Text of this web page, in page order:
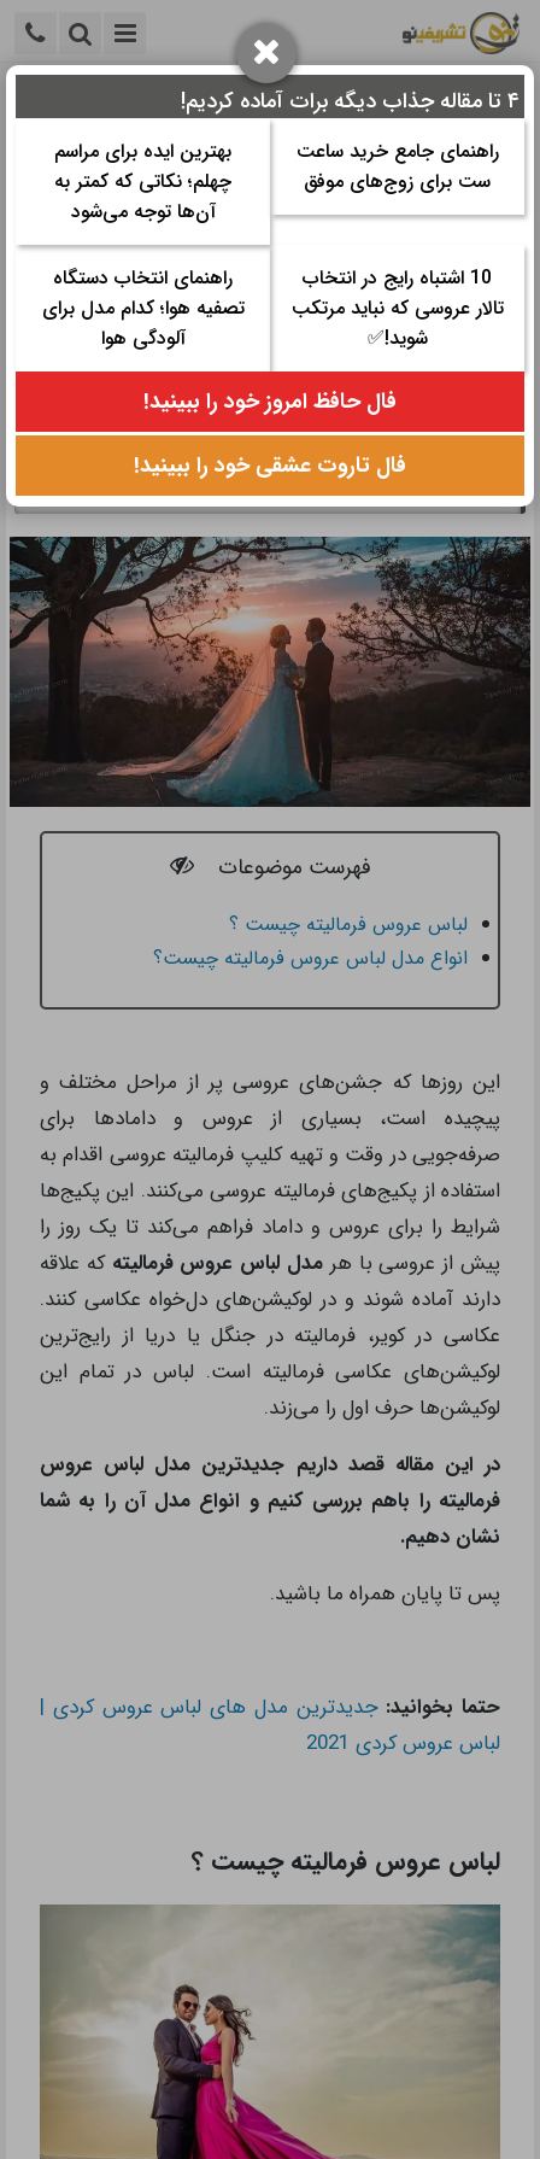
خانه >مراسم عقد و عروسی>عکاسی و آتلیه عروس
لباس عروس فرمالیته جدید 2021
60 مدل لباس عروس فرمالیته جدید
2021
زمان مورد نیاز برای مطالعه:۱۱ دقیقه
تاریخ نگارش: ۱۱ خرداد ۱۴۰۰ - ۱۶:۱۳
تعداد رای‌دهندگان:
۰ ۰
دسته ها: عکاسی و آتلیه عروس
اگر میخواهید بهترین مدل لباس عروس فرمالیته را مشاهده کنید و نکات
فهرست موضوعات
لباس عروس فرمالیته چیست ؟
انواع مدل لباس عروس فرمالیته چیست؟
این روزها که جشن‌های عروسی پر از مراحل مختلف و
پیچیده است، بسیاری از عروس و دامادها برای
صرفه‌جویی در وقت و تهیه کلیپ فرمالیته عروسی اقدام به
استفاده از پکیج‌های فرمالیته عروسی می‌کنند. این پکیج‌ها
شرایط را برای عروس و داماد فراهم می‌کند تا یک روز را
پیش از عروسی با هرمدل لباس عروس فرمالیتهکه علاقه
دارند آماده شوند و در لوکیشن‌های دل‌خواه عکاسی کنند.
عکاسی در کویر، فرمالیته در جنگل یا دریا از رایج‌ترین
لوکیشن‌های عکاسی فرمالیته است. لباس در تمام این
لوکیشن‌ها حرف اول را می‌زند.
در این مقاله قصد داریم جدیدترین مدل لباس عروس
فرمالیته را باهم بررسی کنیم و انواع مدل آن را به شما
نشان دهیم.
پس تا پایان همراه ما باشید.
حتما بخوانید:جدیدترین مدل های لباس عروس کردی |
لباس عروس کردی 2021
لباس عروس فرمالیته چیست ؟
۴ تا مقاله جذاب دیگه برات آماده کردیم!
راهنمای جامع خرید ساعت
ست برای زوج‌های موفق
بهترین ایده برای مراسم
چهلم؛ نکاتی که کمتر به
آن‌ها توجه می‌شود
10 اشتباه رایج در انتخاب
تالار عروسی که نباید مرتکب
شوید!✅
راهنمای انتخاب دستگاه
تصفیه هوا؛ کدام مدل برای
آلودگی هوا
فال حافظ امروز خود را ببینید!
فال تاروت عشقی خود را ببینید!